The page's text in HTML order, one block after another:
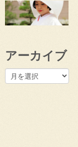
アーカイブ